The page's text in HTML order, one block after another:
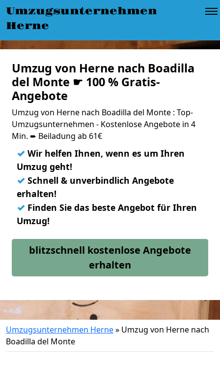
Umzugsunternehmen
Herne
Umzug von Herne nach Boadilla
del Monte ☛ 100 % Gratis-
Angebote
Umzug von Herne nach Boadilla del Monte : Top-
Umzugsunternehmen - Kostenlose Angebote in 4
Min. ➨ Beiladung ab 61€
✓ Wir helfen Ihnen, wenn es um Ihren
Umzug geht!
✓ Schnell & unverbindlich Angebote
erhalten!
✓ Finden Sie das beste Angebot für Ihren
Umzug!
blitzschnell kostenlose Angebote
erhalten
Umzugsunternehmen Herne» Umzug von Herne nach
Boadilla del Monte